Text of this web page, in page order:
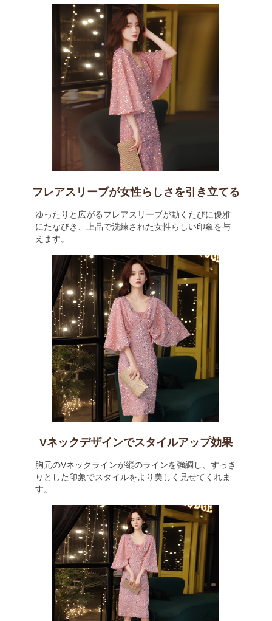
フレアスリーブが女性らしさを引き立てる
ゆったりと広がるフレアスリーブが動くたびに優雅
にたなびき、上品で洗練された女性らしい印象を与
えます。
Vネックデザインでスタイルアップ効果
胸元のVネックラインが縦のラインを強調し、すっき
りとした印象でスタイルをより美しく見せてくれま
す。